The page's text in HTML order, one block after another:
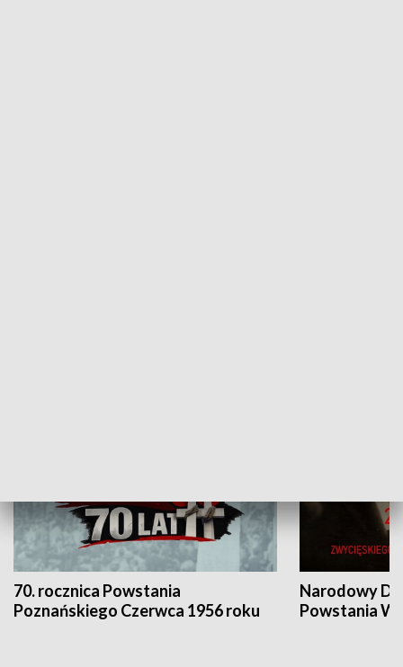
70. rocznica Powstania
Poznańskiego Czerwca 1956 roku
Narodowy
Powstania